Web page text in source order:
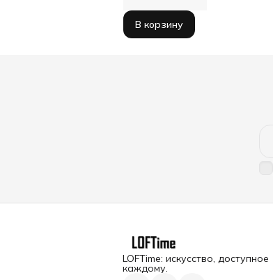
В корзину
LOFTime: искусство, доступное
каждому.